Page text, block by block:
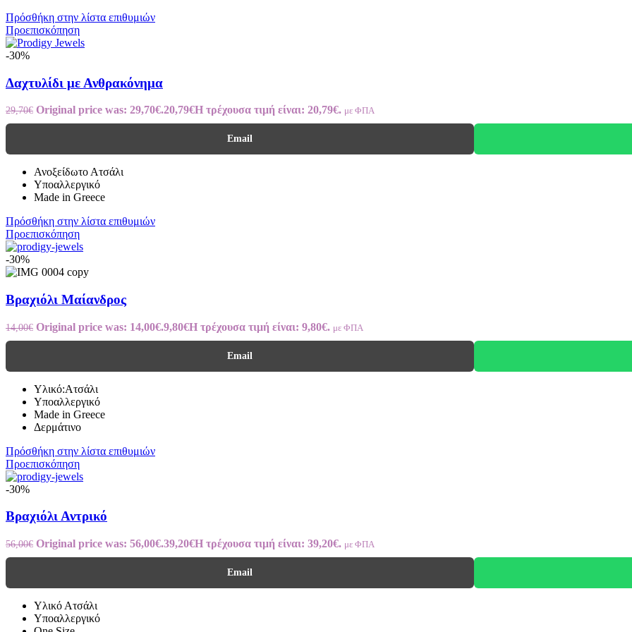
Πρόσθήκη στην λίστα επιθυμιών
Προεπισκόπηση
-30%
Δαχτυλίδι με Ανθρακόνημα
29,70€ Original price was: 29,70€.20,79€Η τρέχουσα τιμή είναι: 20,79€. με ΦΠΑ
Email
Ανοξείδωτο Ατσάλι
Υποαλλεργικό
Made in Greece
Πρόσθήκη στην λίστα επιθυμιών
Προεπισκόπηση
-30%
Βραχιόλι Μαίανδρος
14,00€ Original price was: 14,00€.9,80€Η τρέχουσα τιμή είναι: 9,80€. με ΦΠΑ
Email
Υλικό:Ατσάλι
Υποαλλεργικό
Made in Greece
Δερμάτινο
Πρόσθήκη στην λίστα επιθυμιών
Προεπισκόπηση
-30%
Βραχιόλι Αντρικό
56,00€ Original price was: 56,00€.39,20€Η τρέχουσα τιμή είναι: 39,20€. με ΦΠΑ
Email
Υλικό Ατσάλι
Υποαλλεργικό